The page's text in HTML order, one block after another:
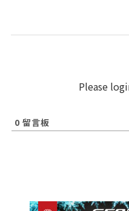
Please
0 留言板